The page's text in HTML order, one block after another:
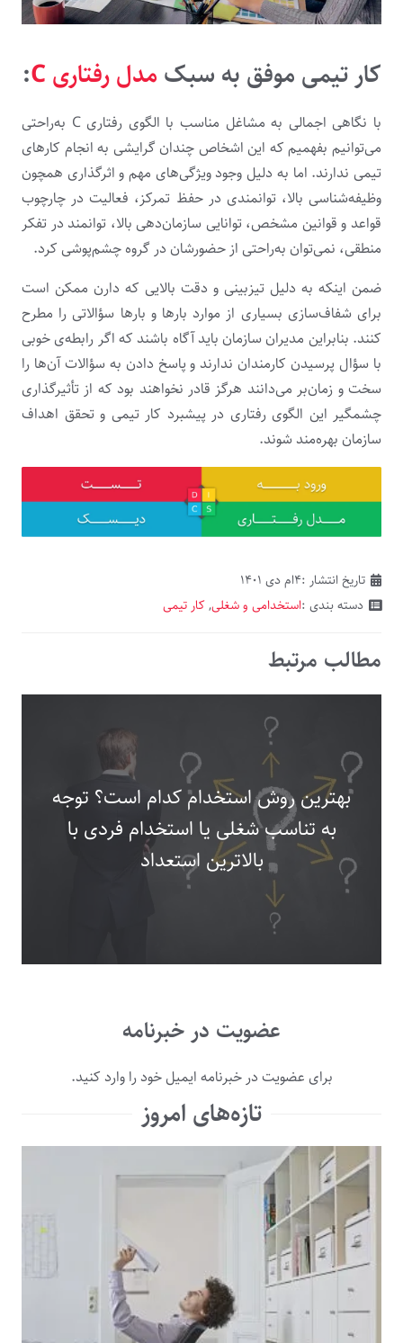
کار تیمی موفق به سبک مدل رفتاری C :
با نگاهی اجمالی به مشاغل مناسب با الگوی رفتاری C به‌راحتی
می‌توانیم بفهمیم که این اشخاص چندان گرایشی به انجام کارهای
تیمی ندارند. اما به دلیل وجود ویژگی‌های مهم و اثرگذاری همچون
وظیفه‌شناسی بالا، توانمندی در حفظ تمرکز، فعالیت در چارچوب
قواعد و قوانین مشخص، توانایی سازمان‌دهی بالا، توانمند در تفکر
منطقی، نمی‌توان به‌راحتی از حضورشان در گروه چشم‌پوشی کرد.
ضمن اینکه به دلیل تیزبینی و دقت بالایی که دارن ممکن است
برای شفاف‌سازی بسیاری از موارد بارها و بارها سؤالاتی را مطرح
کنند. بنابراین مدیران سازمان باید آگاه باشند که اگر رابطه‌ی خوبی
با سؤال پرسیدن کارمندان ندارند و پاسخ دادن به سؤالات آن‌ها را
سخت و زمان‌بر می‌دانند هرگز قادر نخواهند بود که از تأثیرگذاری
چشمگیر این الگوی رفتاری در پیشبرد کار تیمی و تحقق اهداف
سازمان بهره‌مند شوند.
تاریخ انتشار :۴ام دی ۱۴۰۱
دسته بندی :استخدامی و شغلی,کار تیمی
مطالب مرتبط
بهترین روش استخدام کدام است؟ توجه
به تناسب شغلی یا استخدام فردی با
بالاترین استعداد
عضویت در خبرنامه
برای عضویت در خبرنامه ایمیل خود را وارد کنید.
تازه‌های امروز